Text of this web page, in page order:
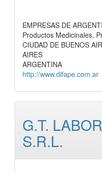
EMPRESAS DE
Productos Medicinales,
CIUDAD DE BUENOS
AIRES
ARGENTINA
http://www.difape.com.ar
G.T.
S.R.L.